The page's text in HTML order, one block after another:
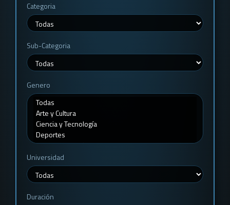
Categoria
Sub-Categoria
Genero
Universidad
Duración